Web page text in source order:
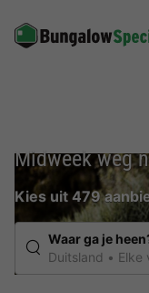
Midweek weg
Kies uit 479
Waar ga je
Duitsland
Elke